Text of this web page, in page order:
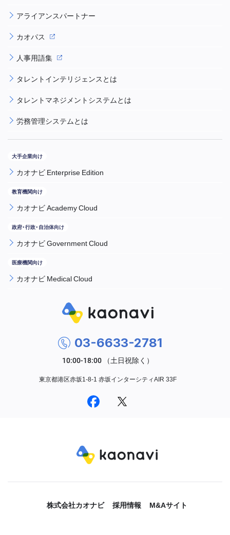
アライアンスパートナー
カオパス
人事用語集
タレントインテリジェンスとは
タレントマネジメントシステムとは
労務管理システムとは
カオナビ Enterprise Edition
カオナビ Academy Cloud
カオナビ Government Cloud
カオナビ Medical Cloud
03-6633-2781
東京都港区赤坂1-8-1 赤坂インターシティAIR 33F
株式会社カオナビ 採用情報 M&Aサイト